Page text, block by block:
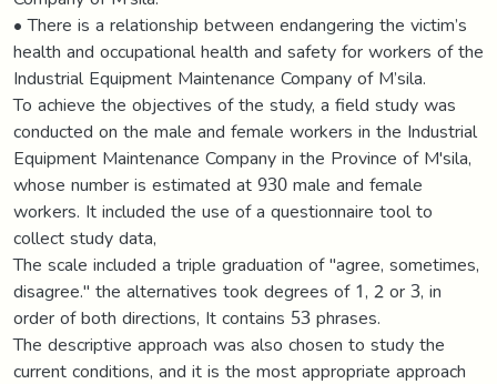
• There is a relationship between endangering the victim’s
health and occupational health and safety for workers of the
Industrial Equipment Maintenance Company of M’sila.
To achieve the objectives of the study, a field study was
conducted on the male and female workers in the Industrial
Equipment Maintenance Company in the Province of M'sila,
whose number is estimated at 930 male and female
workers. It included the use of a questionnaire tool to
collect study data,
The scale included a triple graduation of "agree, sometimes,
disagree." the alternatives took degrees of 1, 2 or 3, in
order of both directions, It contains 53 phrases.
The descriptive approach was also chosen to study the
current conditions, and it is the most appropriate approach